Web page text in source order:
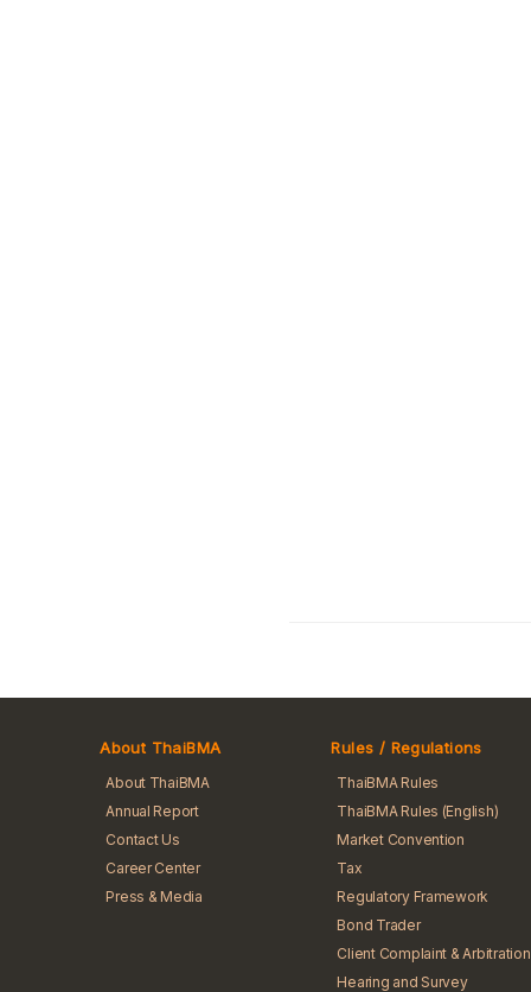
About ThaiBMA
About ThaiBMA
Annual Report
Contact Us
Career Center
Press & Media
Rules / Regulations
ThaiBMA Rules
ThaiBMA Rules (English)
Market Convention
Tax
Regulatory Framework
Bond Trader
Client Complaint & Arbitration
Hearing and Survey